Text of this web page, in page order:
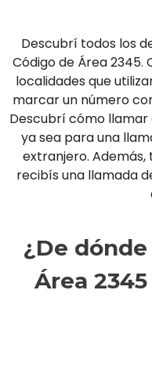
Descubrí todos los
Código de Área 2345.
localidades que
marcar un número
Descubrí cómo llamar
ya sea para una
extranjero.
recibís una llamada
¿De
Área